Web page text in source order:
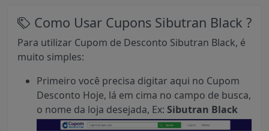
Como Usar Cupons Sibutran Black ?
Para utilizar Cupom de Desconto Sibutran Black, é
muito simples:
Primeiro você precisa digitar aqui no Cupom
Desconto Hoje, lá em cima no campo de busca,
o nome da loja desejada, Ex: Sibutran Black